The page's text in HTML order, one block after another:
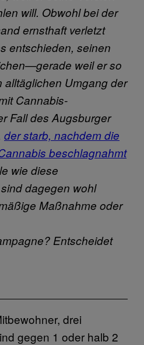
will. Obwohl bei der
ernsthaft verletzt
entschieden, seinen
weil er so
Umgang der
Cannabis-
Fall des Augsburger
der starb, nachdem die
beschlagnahmt
wie diese
dagegen wohl
Maßnahme oder
Entscheidet
drei
gegen 1 oder halb 2